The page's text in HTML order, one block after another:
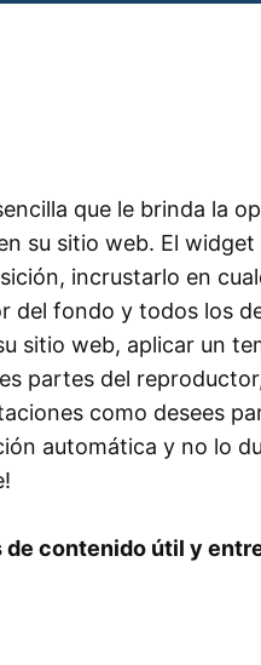
que le brinda la
su sitio web. El widget
incrustarlo en
del fondo y todos los
sitio web, aplicar un
partes del
como desees
automática y no lo
de contenido útil y